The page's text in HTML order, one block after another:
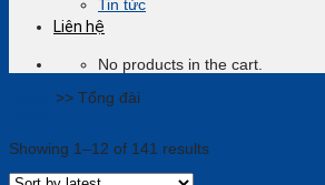
Tin tức
Liên hệ
No products in the cart.
>> Tổng đài
Showing 1–12 of 141 results